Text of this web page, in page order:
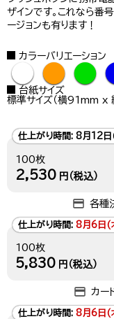
ザインです。これなら番
ージョンも有ります！
カラーバリエーション
● ● ●
台紙サイズ
標準サイズ（横91mm x
仕上がり時間: 8月12
100枚
2,530 円（税込）
各種
仕上がり時間: 8月6日(
100枚
5,830 円（税込）
カー
仕上がり時間: 8月6日(